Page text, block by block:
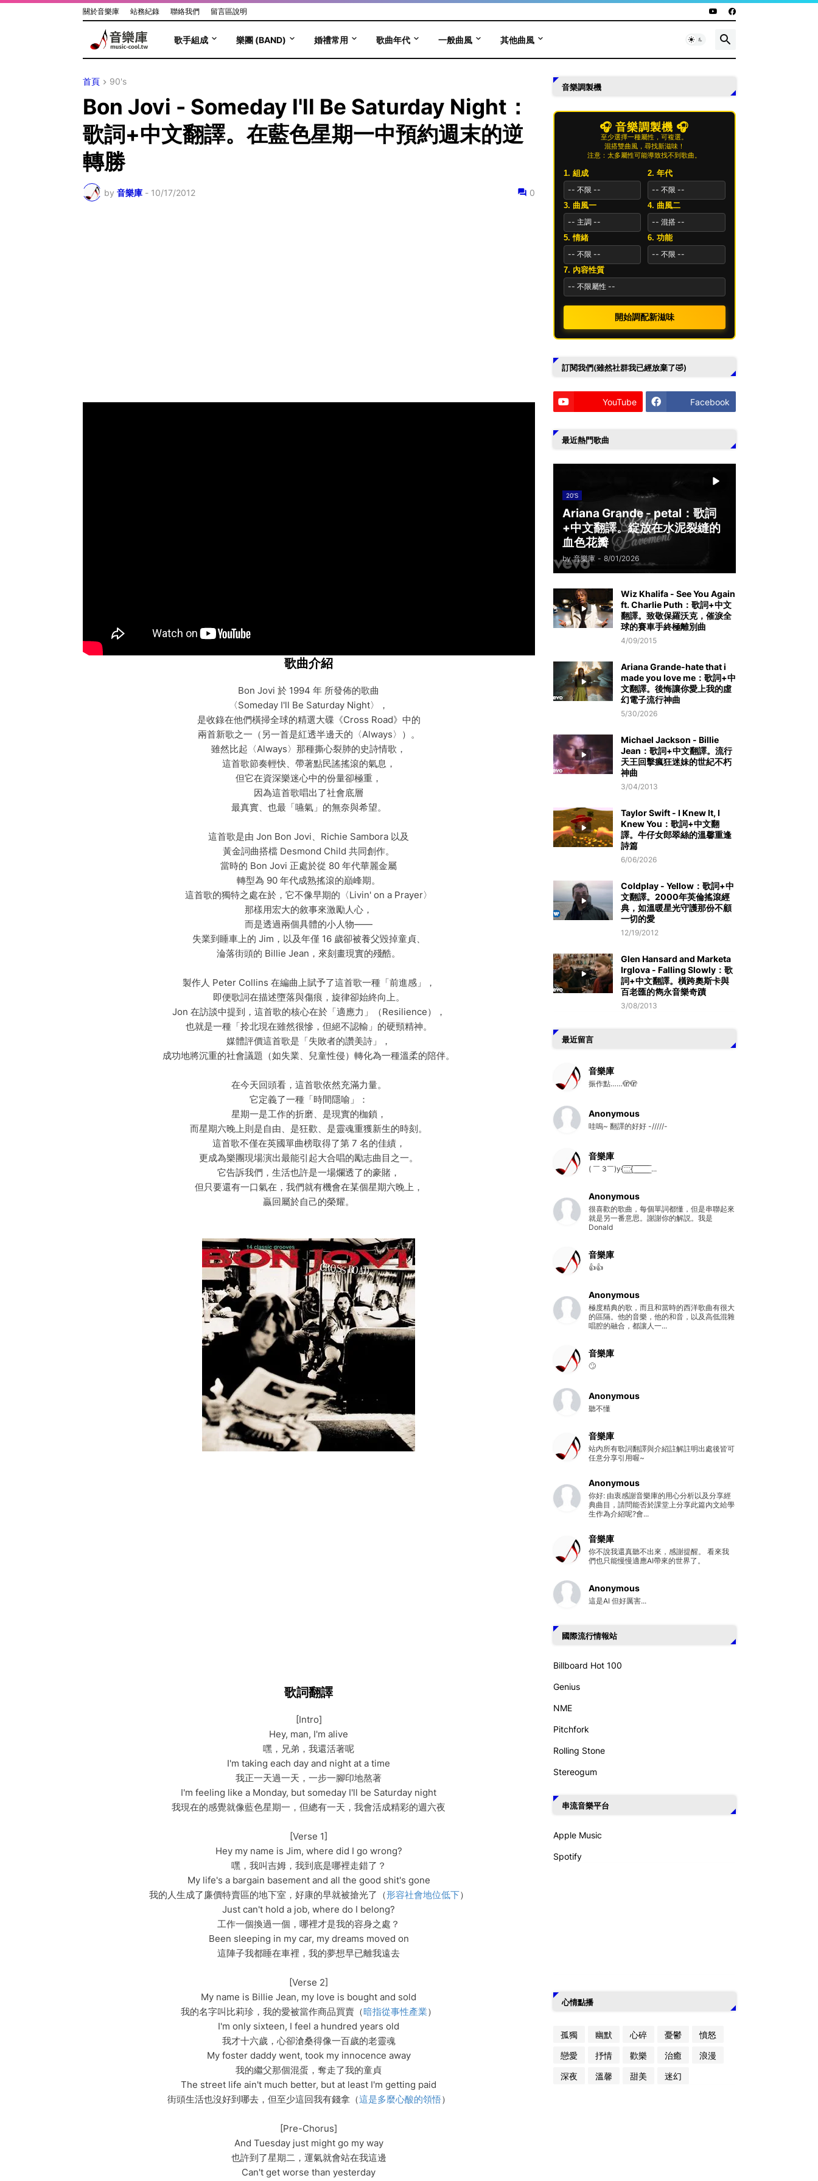
關於音樂庫 站務紀錄 聯絡我們 留言區說明
歌手組成 樂團 (BAND) 婚禮常用 歌曲年代 一般曲風 其他曲風
首頁 90's
Bon Jovi - Someday I'll Be Saturday Night：
歌詞+中文翻譯。在藍色星期一中預約週末的逆
轉勝
by 音樂庫 - 10/17/2012 0
歌曲介紹
Bon Jovi 於 1994 年 所發佈的歌曲
〈Someday I'll Be Saturday Night〉，
是收錄在他們橫掃全球的精選大碟《Cross Road》中的
兩首新歌之一（另一首是紅透半邊天的〈Always〉）。
雖然比起〈Always〉那種撕心裂肺的史詩情歌，
這首歌節奏輕快、帶著點民謠搖滾的氣息，
但它在資深樂迷心中的份量卻極重，
因為這首歌唱出了社會底層
最真實、也最「嚥氣」的無奈與希望。
這首歌是由 Jon Bon Jovi、Richie Sambora 以及
黃金詞曲搭檔 Desmond Child 共同創作。
當時的 Bon Jovi 正處於從 80 年代華麗金屬
轉型為 90 年代成熟搖滾的巔峰期。
這首歌的獨特之處在於，它不像早期的〈Livin' on a Prayer〉
那樣用宏大的敘事來激勵人心，
而是透過兩個具體的小人物——
失業到睡車上的 Jim，以及年僅 16 歲卻被養父毀掉童貞、
淪落街頭的 Billie Jean，來刻畫現實的殘酷。
製作人 Peter Collins 在編曲上賦予了這首歌一種「前進感」，
即便歌詞在描述墮落與傷痕，旋律卻始終向上。
Jon 在訪談中提到，這首歌的核心在於「適應力」（Resilience），
也就是一種「拎北現在雖然很慘，但絕不認輸」的硬頸精神。
媒體評價這首歌是「失敗者的讚美詩」，
成功地將沉重的社會議題（如失業、兒童性侵）轉化為一種溫柔的陪伴。
在今天回頭看，這首歌依然充滿力量。
它定義了一種「時間隱喻」：
星期一是工作的折磨、是現實的枷鎖，
而星期六晚上則是自由、是狂歡、是靈魂重獲新生的時刻。
這首歌不僅在英國單曲榜取得了第 7 名的佳績，
更成為樂團現場演出最能引起大合唱的勵志曲目之一。
它告訴我們，生活也許是一場爛透了的豪賭，
但只要還有一口氣在，我們就有機會在某個星期六晚上，
贏回屬於自己的榮耀。
歌詞翻譯
[Intro]
Hey, man, I'm alive
嘿，兄弟，我還活著呢
I'm taking each day and night at a time
我正一天過一天，一步一腳印地熬著
I'm feeling like a Monday, but someday I'll be Saturday night
我現在的感覺就像藍色星期一，但總有一天，我會活成精彩的週六夜
[Verse 1]
Hey my name is Jim, where did I go wrong?
嘿，我叫吉姆，我到底是哪裡走錯了？
My life's a bargain basement and all the good shit's gone
我的人生成了廉價特賣區的地下室，好康的早就被搶光了（形容社會地位低下）
Just can't hold a job, where do I belong?
工作一個換過一個，哪裡才是我的容身之處？
Been sleeping in my car, my dreams moved on
這陣子我都睡在車裡，我的夢想早已離我遠去
[Verse 2]
My name is Billie Jean, my love is bought and sold
我的名字叫比莉珍，我的愛被當作商品買賣（暗指從事性產業）
I'm only sixteen, I feel a hundred years old
我才十六歲，心卻滄桑得像一百歲的老靈魂
My foster daddy went, took my innocence away
我的繼父那個混蛋，奪走了我的童貞
The street life ain't much better, but at least I'm getting paid
街頭生活也沒好到哪去，但至少這回我有錢拿（這是多麼心酸的領悟）
[Pre-Chorus]
And Tuesday just might go my way
也許到了星期二，運氣就會站在我這邊
Can't get worse than yesterday
音樂調製機
🎧 音樂調製機 🎧
至少選擇一種屬性，可複選。
混搭雙曲風，尋找新滋味！
注意：太多屬性可能導致找不到歌曲。
1. 組成 2. 年代
3. 曲風一 4. 曲風二
5. 情緒 6. 功能
7. 內容性質
開始調配新滋味
訂閱我們(雖然社群我已經放棄了🤣)
YouTube Facebook
最近熱門歌曲
20'S
Ariana Grande - petal：歌詞
+中文翻譯。綻放在水泥裂縫的
血色花瓣
by 音樂庫 - 8/01/2026
Wiz Khalifa - See You Again
ft. Charlie Puth：歌詞+中文
翻譯。致敬保羅沃克，催淚全
球的賽車手終極離別曲
4/09/2015
Ariana Grande-hate that i
made you love me：歌詞+中
文翻譯。後悔讓你愛上我的虛
幻電子流行神曲
5/30/2026
Michael Jackson - Billie
Jean：歌詞+中文翻譯。流行
天王回擊瘋狂迷妹的世紀不朽
神曲
3/04/2013
Taylor Swift - I Knew It, I
Knew You：歌詞+中文翻
譯。牛仔女郎翠絲的溫馨重逢
詩篇
6/06/2026
Coldplay - Yellow：歌詞+中
文翻譯。2000年英倫搖滾經
典，如溫暖星光守護那份不顧
一切的愛
12/19/2012
Glen Hansard and Marketa
Irglova - Falling Slowly：歌
詞+中文翻譯。橫跨奧斯卡與
百老匯的雋永音樂奇蹟
3/08/2013
最近留言
音樂庫
振作點……🫣🫣
Anonymous
哇嗚~ 翻譯的好好 -/////-
音樂庫
( ￣ 3￣)y{:̲̅:̲̅:̲̅:̲̅{ ̲̅ ̲̅ ̲̅ ̲̅ ̲̅ ̲̅ ̲̅ ̲̅ ̲̅ ...
Anonymous
很喜歡的歌曲，每個單詞都懂，但是串聯起來
就是另一番意思。謝謝你的解説。我是
Donald
音樂庫
👍👍
Anonymous
極度精典的歌，而且和當時的西洋歌曲有很大
的區隔。他的音樂，他的和音，以及高低混雜
唱腔的融合，都讓人一...
音樂庫
🙄
Anonymous
聽不懂
音樂庫
站內所有歌詞翻譯與介紹註解註明出處後皆可
任意分享引用喔~
Anonymous
你好: 由衷感謝音樂庫的用心分析以及分享經
典曲目，請問能否於課堂上分享此篇內文給學
生作為介紹呢?會...
音樂庫
你不說我還真聽不出來，感謝提醒。 看來我
們也只能慢慢適應AI帶來的世界了。
Anonymous
這是AI 但好厲害...
國際流行情報站
Billboard Hot 100
Genius
NME
Pitchfork
Rolling Stone
Stereogum
串流音樂平台
Apple Music
Spotify
心情點播
孤獨 幽默 心碎 憂鬱
憤怒
戀愛
抒情 歡樂 治癒
浪漫
深夜
溫馨 甜美 迷幻